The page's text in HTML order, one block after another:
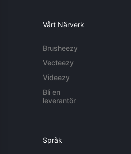
Vårt Närverk
Brusheezy
Vecteezy
Videezy
Bli en
leverantör
Språk